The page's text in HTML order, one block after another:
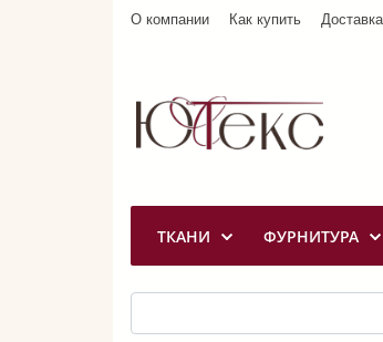
О компании Как купить Доставка
ТКАНИ ФУРНИТУРА